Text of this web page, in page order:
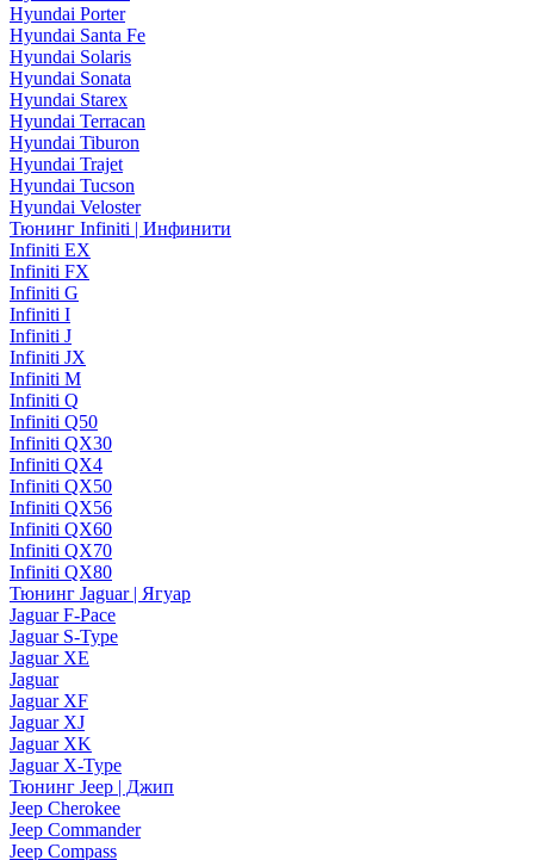
Hyundai Porter
Hyundai Santa Fe
Hyundai Solaris
Hyundai Sonata
Hyundai Starex
Hyundai Terracan
Hyundai Tiburon
Hyundai Trajet
Hyundai Tucson
Hyundai Veloster
Тюнинг Infiniti | Инфинити
Infiniti EX
Infiniti FX
Infiniti G
Infiniti I
Infiniti J
Infiniti JX
Infiniti M
Infiniti Q
Infiniti Q50
Infiniti QX30
Infiniti QX4
Infiniti QX50
Infiniti QX56
Infiniti QX60
Infiniti QX70
Infiniti QX80
Тюнинг Jaguar | Ягуар
Jaguar F-Pace
Jaguar S-Type
Jaguar XE
Jaguar
Jaguar XF
Jaguar XJ
Jaguar XK
Jaguar X-Type
Тюнинг Jeep | Джип
Jeep Cherokee
Jeep Commander
Jeep Compass